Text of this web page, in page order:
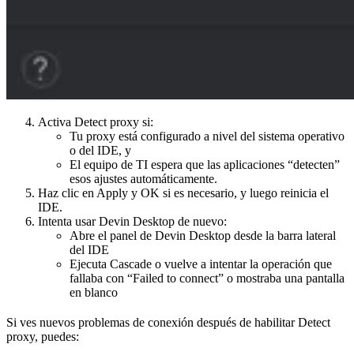
Activa Detect proxy si:
Tu proxy está configurado a nivel del sistema operativo
o del IDE, y
El equipo de TI espera que las aplicaciones “detecten”
esos ajustes automáticamente.
Haz clic en Apply y OK si es necesario, y luego reinicia el
IDE.
Intenta usar Devin Desktop de nuevo:
Abre el panel de Devin Desktop desde la barra lateral
del IDE
Ejecuta Cascade o vuelve a intentar la operación que
fallaba con “Failed to connect” o mostraba una pantalla
en blanco
Si ves nuevos problemas de conexión después de habilitar Detect
proxy, puedes: